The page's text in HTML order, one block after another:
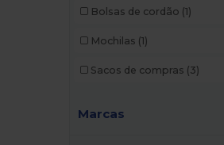
Bolsas de cordão (1)
Mochilas (1)
Sacos de compras (3)
Marcas